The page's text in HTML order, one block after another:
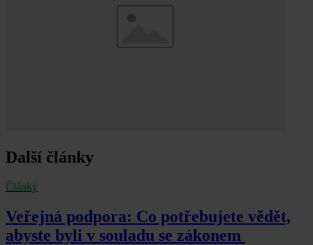
Další články
Články
Veřejná podpora: Co potřebujete vědět,
abyste byli v souladu se zákonem